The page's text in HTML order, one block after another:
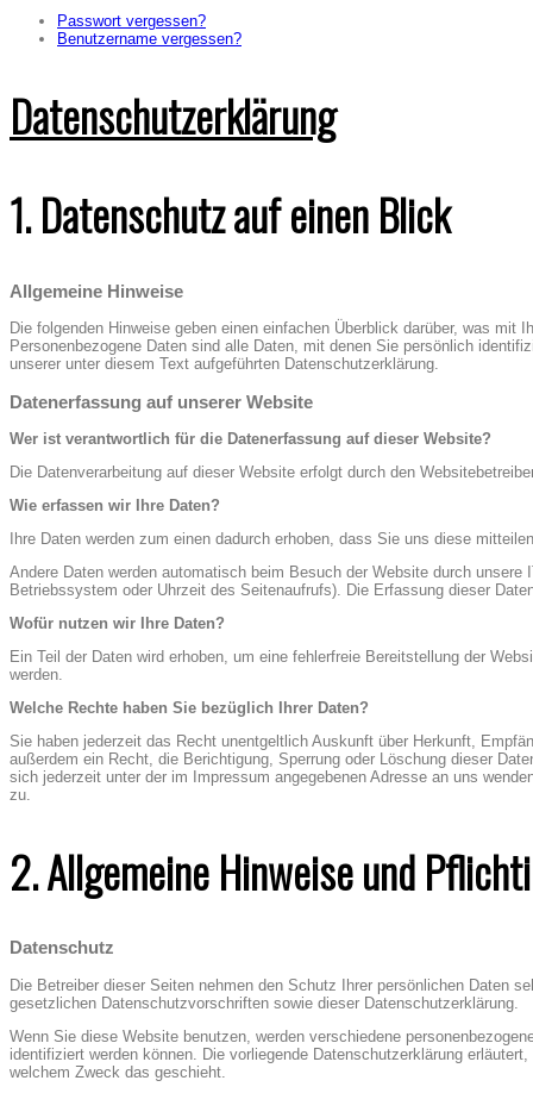
Passwort vergessen?
Benutzername vergessen?
Datenschutzerklärung
1. Datenschutz auf einen Blick
Allgemeine Hinweise
Die folgenden Hinweise geben einen einfachen Überblick darüber, was
Personenbezogene Daten sind alle Daten, mit denen Sie persönlich
unserer unter diesem Text aufgeführten Datenschutzerklärung.
Datenerfassung auf unserer Website
Wer ist verantwortlich für die Datenerfassung auf dieser Website?
Die Datenverarbeitung auf dieser Website erfolgt durch den
Wie erfassen wir Ihre Daten?
Ihre Daten werden zum einen dadurch erhoben, dass Sie uns diese
Andere Daten werden automatisch beim Besuch der Website durch
Betriebssystem oder Uhrzeit des Seitenaufrufs). Die Erfassung dieser
Wofür nutzen wir Ihre Daten?
Ein Teil der Daten wird erhoben, um eine fehlerfreie Bereitstellung der
werden.
Welche Rechte haben Sie bezüglich Ihrer Daten?
Sie haben jederzeit das Recht unentgeltlich Auskunft über Herkunft,
außerdem ein Recht, die Berichtigung, Sperrung oder Löschung dieser
sich jederzeit unter der im Impressum angegebenen Adresse an uns
zu.
2. Allgemeine Hinweise und
Datenschutz
Die Betreiber dieser Seiten nehmen den Schutz Ihrer persönlichen Daten
gesetzlichen Datenschutzvorschriften sowie dieser Datenschutzerklärung.
Wenn Sie diese Website benutzen, werden verschiedene
identifiziert werden können. Die vorliegende Datenschutzerklärung
welchem Zweck das geschieht.